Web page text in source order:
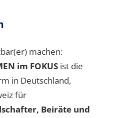
machen:
im FOKUS ist die
in Deutschland,
für
Beiräte und